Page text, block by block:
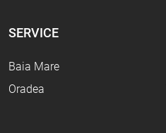
SERVICE
Baia Mare
Oradea